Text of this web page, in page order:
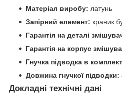
Матеріал виробу: латунь
Запірний елемент: краник
Гарантія на деталі
Гарантія на корпус
Гнучка підводка в
Довжина гнучкої підводки:
Докладні технічні дані